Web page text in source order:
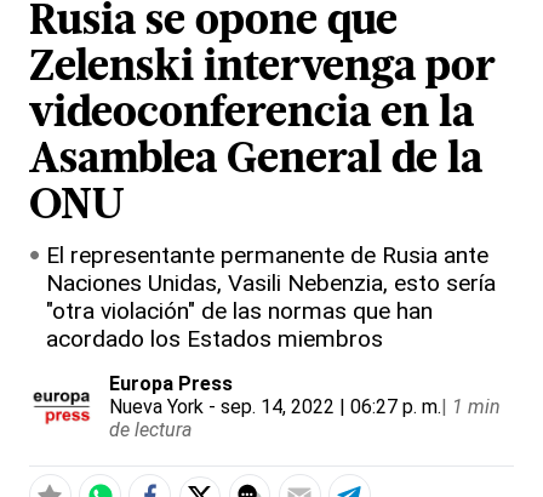
Rusia se opone que
Zelenski intervenga por
videoconferencia en la
Asamblea General de la
ONU
El representante permanente de Rusia ante
Naciones Unidas, Vasili Nebenzia, esto sería
"otra violación" de las normas que han
acordado los Estados miembros
Europa Press
Nueva York - sep. 14, 2022 | 06:27 p. m.| 1 min
de lectura